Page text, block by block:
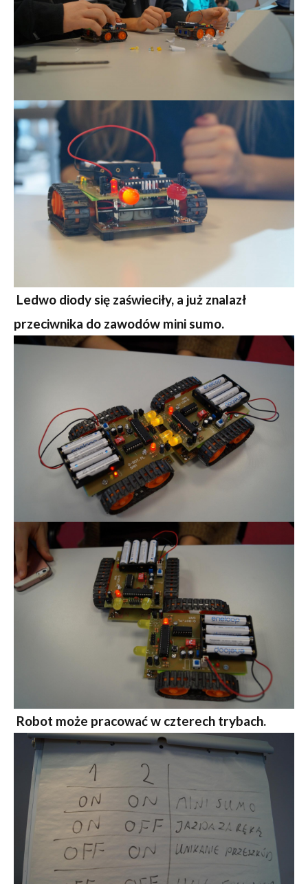
Ledwo diody się zaświeciły, a już znalazł
przeciwnika do zawodów mini sumo.
Robot może pracować w czterech trybach.